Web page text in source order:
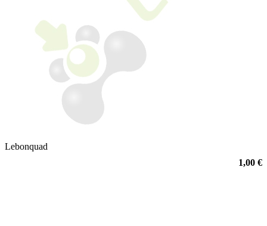
Lebonquad
1,00 €